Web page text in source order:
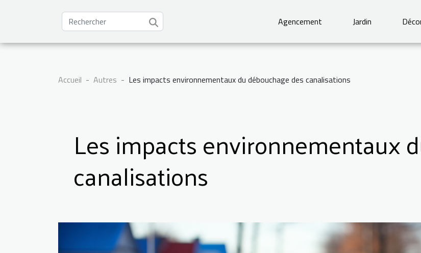
Agencement Jardin
Accueil Autres Les impacts environnementaux du débouchage des canalisations
Les impacts environnementaux
canalisations